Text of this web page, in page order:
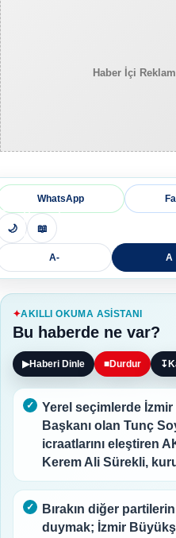
Haber İçi
WhatsApp
🌙 📖
A- A
AKILLI OKUMA ASISTANI
Bu haberde ne var?
▶Haberi Dinle ■Durdur ↧
Yerel seçimlerde
Başkanı olan Tunç
icraatlarını eleştiren
Kerem Ali Sürekli,
Bırakın diğer
duymak; İzmir